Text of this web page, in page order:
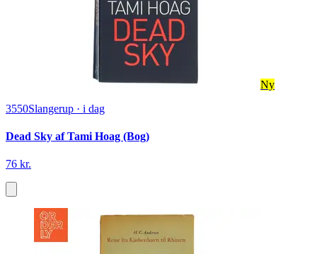
Ny
3550Slangerup · i dag
Dead Sky af Tami Hoag (Bog)
76 kr.